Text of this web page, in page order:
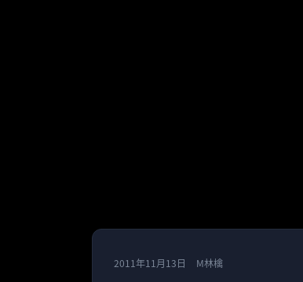
2011年11月13日 M林檎